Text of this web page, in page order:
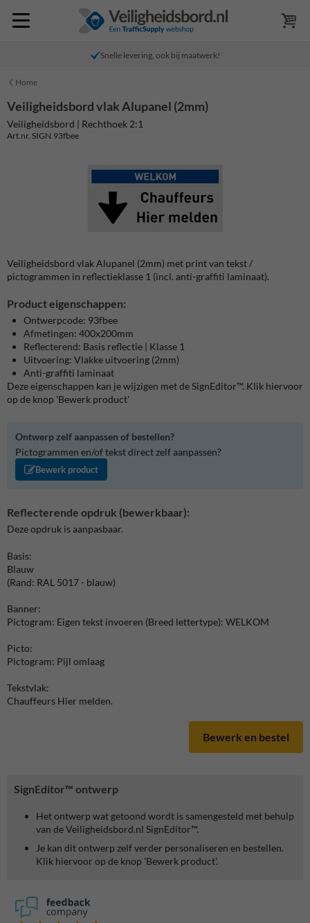
Snelle levering, ook bij maatwerk!
Home
SignEditor™ ontwerp
Het ontwerp wat getoond wordt is samengesteld met behulp
van de Veiligheidsbord.nl SignEditor™.
Je kan dit ontwerp zelf verder personaliseren en bestellen.
Klik hiervoor op de knop 'Bewerk product'.
Veiligheidsbord vlak Alupanel (2mm)
Veiligheidsbord | Rechthoek 2:1
Art.nr. SIGN.93fbee
Veiligheidsbord vlak Alupanel (2mm) met print van tekst /
pictogrammen in reflectieklasse 1 (incl. anti-graffiti laminaat).
Product eigenschappen:
Ontwerpcode: 93fbee
Afmetingen: 400x200mm
Reflecterend: Basis reflectie | Klasse 1
Uitvoering: Vlakke uitvoering (2mm)
Anti-graffiti laminaat
Deze eigenschappen kan je wijzigen met de SignEditor™. Klik hiervoor
op de knop 'Bewerk product'
Ontwerp zelf aanpassen of bestellen?
Pictogrammen en/of tekst direct zelf aanpassen?
Bewerk product
Reflecterende opdruk (bewerkbaar):
Deze opdruk is aanpasbaar.
Basis:
Blauw
(Rand: RAL 5017 - blauw)
Banner:
Pictogram: Eigen tekst invoeren (Breed lettertype): WELKOM
Picto:
Pictogram: Pijl omlaag
Tekstvlak:
Chauffeurs Hier melden.
Bewerk en bestel